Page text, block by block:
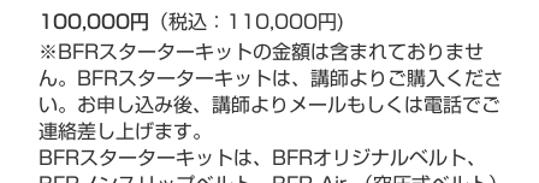
100,000円 （税込：110,000円)
※BFRスターターキットの金額は含まれておりませ
ん。BFRスターターキットは、講師よりご購入くださ
い。お申し込み後、講師よりメールもしくは電話でご
連絡差し上げます。
BFRスターターキットは、BFRオリジナルベルト、